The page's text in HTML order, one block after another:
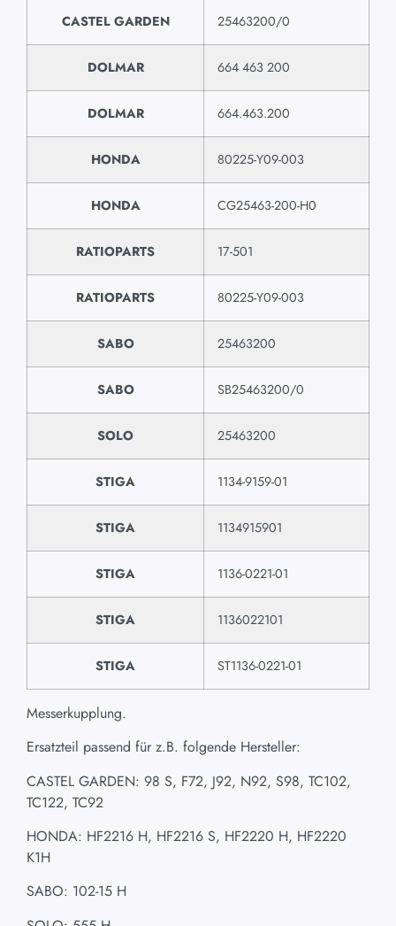
CASTEL GARDEN 25463200/0
DOLMAR 664 463 200
DOLMAR 664.463.200
HONDA 80225-Y09-003
HONDA CG25463-200-H0
RATIOPARTS 17-501
RATIOPARTS 80225-Y09-003
SABO 25463200
SABO SB25463200/0
SOLO 25463200
STIGA 1134-9159-01
STIGA 1134915901
STIGA 1136-0221-01
STIGA 1136022101
STIGA ST1136-0221-01
Messerkupplung.
Ersatzteil passend für z.B. folgende Hersteller:
CASTEL GARDEN: 98 S, F72, J92, N92, S98, TC102,
TC122, TC92
HONDA: HF2216 H, HF2216 S, HF2220 H, HF2220
K1H
SABO: 102-15 H